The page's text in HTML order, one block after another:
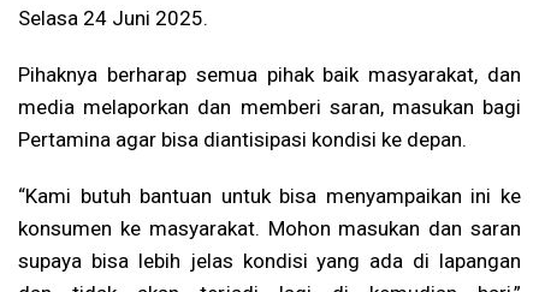
Selasa 24 Juni 2025.
Pihaknya berharap semua pihak baik masyarakat, dan
media melaporkan dan memberi saran, masukan bagi
Pertamina agar bisa diantisipasi kondisi ke depan.
“Kami butuh bantuan untuk bisa menyampaikan ini ke
konsumen ke masyarakat. Mohon masukan dan saran
supaya bisa lebih jelas kondisi yang ada di lapangan